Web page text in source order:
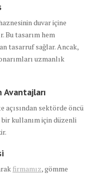
duvar içine
Bu tasarım hem
tasarruf sağlar. Ancak,
uzmanlık
Avantajları
açısından sektörde öncü
kullanım için düzenli
firmamız, gömme